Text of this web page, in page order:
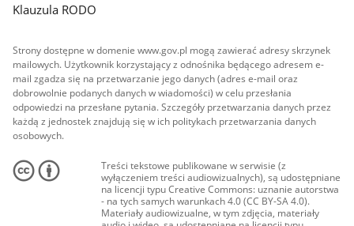
Klauzula RODO
Strony dostępne w domenie www.gov.pl mogą zawierać adresy skrzynek
mailowych. Użytkownik korzystający z odnośnika będącego adresem e-
mail zgadza się na przetwarzanie jego danych (adres e-mail oraz
dobrowolnie podanych danych w wiadomości) w celu przesłania
odpowiedzi na przesłane pytania. Szczegóły przetwarzania danych przez
każdą z jednostek znajdują się w ich politykach przetwarzania danych
osobowych.
Treści tekstowe publikowane w serwisie (z
wyłączeniem treści audiowizualnych), są udostępniane
na licencji typu Creative Commons: uznanie autorstwa
- na tych samych warunkach 4.0 (CC BY-SA 4.0).
Materiały audiowizualne, w tym zdjęcia, materiały